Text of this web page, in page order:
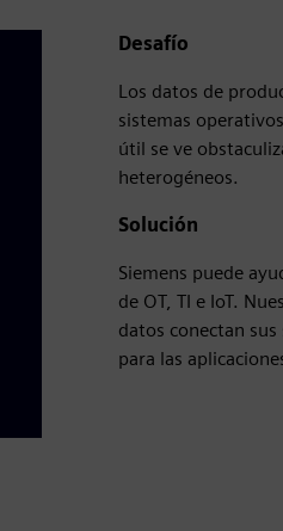
Desafío
Los datos de
sistemas
útil se ve
heterogéneos.
Solución
Siemens puede
de OT, TI e IoT.
datos conectan
para las